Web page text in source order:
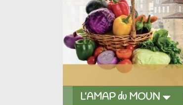
L’AMAP du MOUN